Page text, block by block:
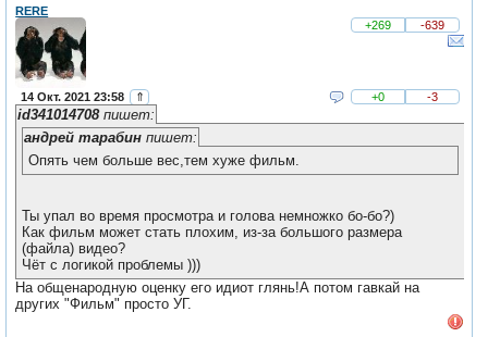
RERE
+269
-639
14 Окт. 2021 23:58 ⇑ +0 -3
id341014708пишет:
андрей тарабинпишет:
Опять чем больше вес,тем хуже фильм.
Ты упал во время просмотра и голова немножко бо-бо?)
Как фильм может стать плохим, из-за большого размера
(файла) видео?
Чёт с логикой проблемы )))
На общенародную оценку его идиот глянь!А потом гавкай на
других "Фильм" просто УГ.